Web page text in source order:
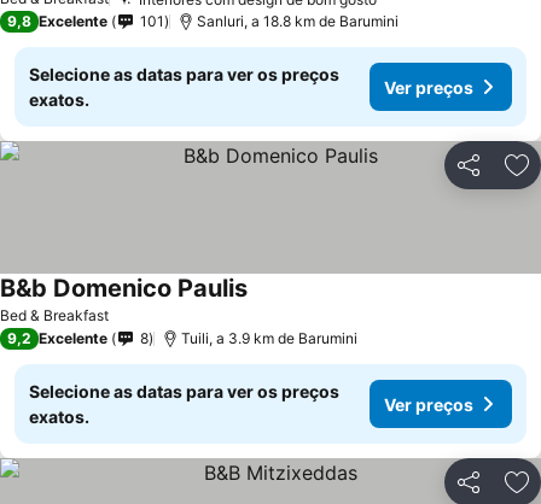
9,8 Excelente 101 Sanluri, a 18.8 km de Barumini
Selecione as datas para ver os preços
exatos.
Ver preços
Partilhar
Bed & Breakfast
B&b Domenico Paulis
9,2 Excelente 8 Tuili, a 3.9 km de Barumini
Selecione as datas para ver os preços
exatos.
Ver preços
Partilhar